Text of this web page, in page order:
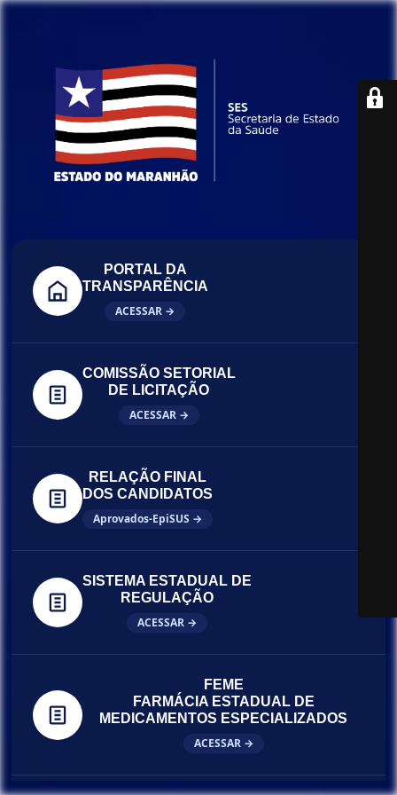
PORTAL DA
TRANSPARÊNCIA
ACESSAR →
COMISSÃO SETORIAL
DE LICITAÇÃO
ACESSAR →
RELAÇÃO FINAL
DOS CANDIDATOS
Aprovados-EpiSUS →
SISTEMA ESTADUAL DE
REGULAÇÃO
ACESSAR →
FEME
FARMÁCIA ESTADUAL DE
MEDICAMENTOS ESPECIALIZADOS
ACESSAR →